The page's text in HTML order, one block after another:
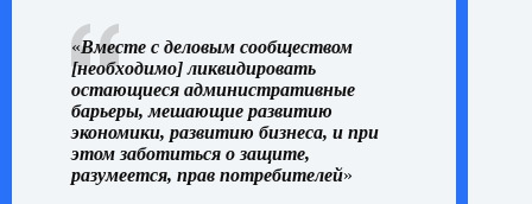
«Вместе с деловым сообществом
[необходимо] ликвидировать
остающиеся административные
барьеры, мешающие развитию
экономики, развитию бизнеса, и при
этом заботиться о защите,
разумеется, прав потребителей»